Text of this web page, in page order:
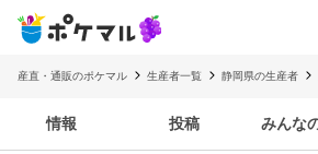
産直・通販のポケマル 生産者一覧 静岡県の生産者
情報 投稿 みんな